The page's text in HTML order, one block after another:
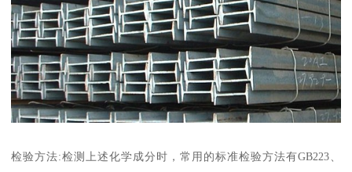
检验方法:检测上述化学成分时，常用的标准检验方法有GB223、